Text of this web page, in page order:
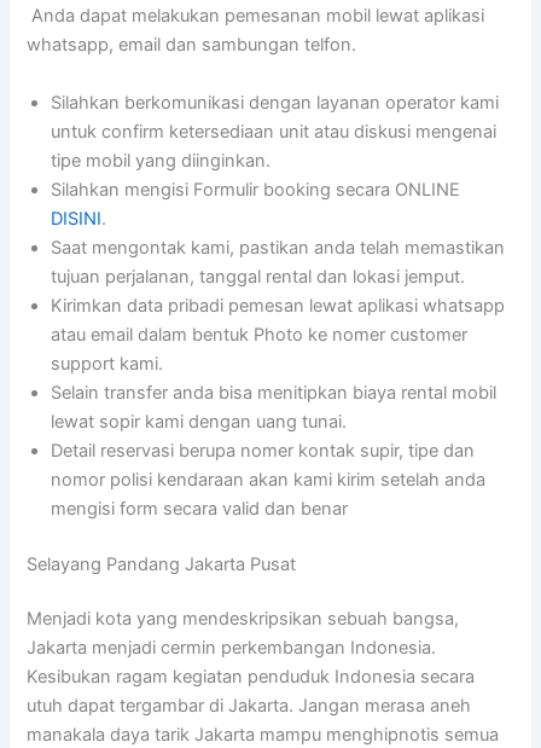
Anda dapat melakukan pemesanan mobil lewat aplikasi
whatsapp, email dan sambungan telfon.
Silahkan berkomunikasi dengan layanan operator kami
untuk confirm ketersediaan unit atau diskusi mengenai
tipe mobil yang diinginkan.
Silahkan mengisi Formulir booking secara ONLINE
DISINI.
Saat mengontak kami, pastikan anda telah memastikan
tujuan perjalanan, tanggal rental dan lokasi jemput.
Kirimkan data pribadi pemesan lewat aplikasi whatsapp
atau email dalam bentuk Photo ke nomer customer
support kami.
Selain transfer anda bisa menitipkan biaya rental mobil
lewat sopir kami dengan uang tunai.
Detail reservasi berupa nomer kontak supir, tipe dan
nomor polisi kendaraan akan kami kirim setelah anda
mengisi form secara valid dan benar
Selayang Pandang Jakarta Pusat
Menjadi kota yang mendeskripsikan sebuah bangsa,
Jakarta menjadi cermin perkembangan Indonesia.
Kesibukan ragam kegiatan penduduk Indonesia secara
utuh dapat tergambar di Jakarta. Jangan merasa aneh
manakala daya tarik Jakarta mampu menghipnotis semua